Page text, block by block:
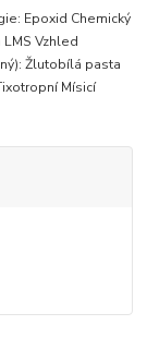
Epoxid Chemický
Vzhled
Žlutobílá pasta
Mísicí